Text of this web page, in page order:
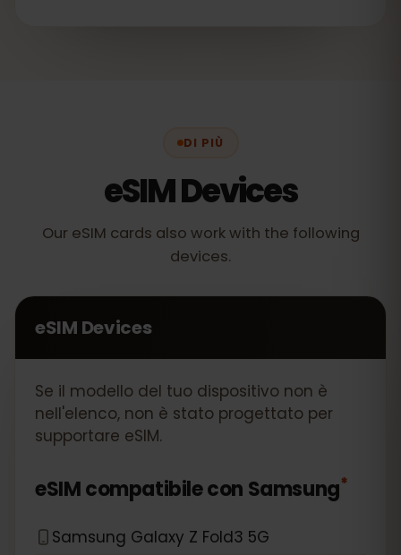
DI PIÙ
eSIM Devices
Our eSIM cards also work with the following
devices.
eSIM Devices
Se il modello del tuo dispositivo non è
nell'elenco, non è stato progettato per
supportare eSIM.
eSIM compatibile con Samsung*
Samsung Galaxy Z Fold3 5G